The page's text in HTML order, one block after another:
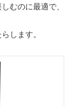
むのに最適で、
します。